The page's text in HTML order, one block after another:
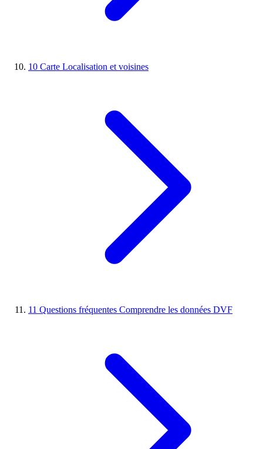
10 Carte Localisation et voisines
11 Questions fréquentes Comprendre les données DVF